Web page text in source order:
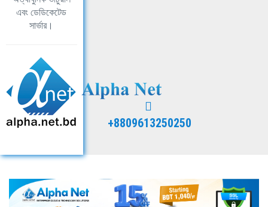
এবং ডেডিকেটেড
সার্ভার।
+8809613250250